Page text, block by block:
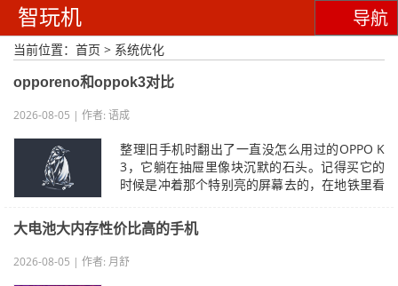
智玩机 导航
当前位置： 首页 > 系统优化
opporeno和oppok3对比
2026-08-05 | 作者: 语成
整理旧手机时翻出了一直没怎么用过的OPPO K
3，它躺在抽屉里像块沉默的石头。记得买它的
时候是冲着那个特别亮的屏幕去的，在地铁里看
大电池大内存性价比高的手机
2026-08-05 | 作者: 月舒